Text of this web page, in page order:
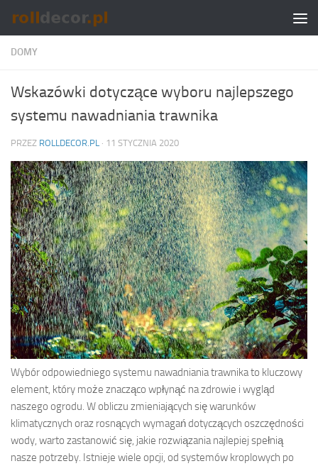
Skip to content
DOMY
Wskazówki dotyczące wyboru najlepszego
systemu nawadniania trawnika
PRZEZ ROLLDECOR.PL · 11 STYCZNIA 2020
Wybór odpowiedniego systemu nawadniania trawnika to kluczowy
element, który może znacząco wpłynąć na zdrowie i wygląd
naszego ogrodu. W obliczu zmieniających się warunków
klimatycznych oraz rosnących wymagań dotyczących oszczędności
wody, warto zastanowić się, jakie rozwiązania najlepiej spełnią
nasze potrzeby. Istnieje wiele opcji, od systemów kroplowych po